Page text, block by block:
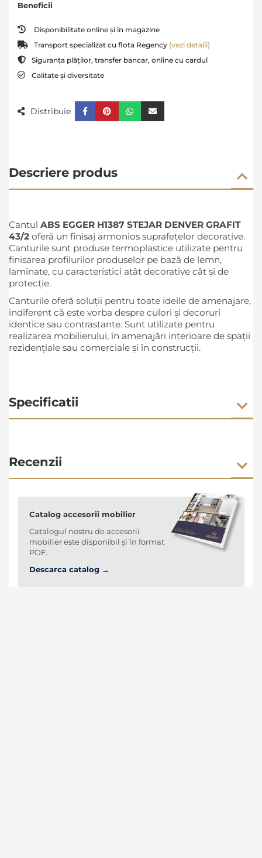
Beneficii
Disponibilitate online și în magazine
Transport specializat cu flota Regency (vezi detalii)
Siguranța plăților, transfer bancar, online cu cardul
Calitate și diversitate
Distribuie
Descriere produs
Cantul ABS EGGER H1387 STEJAR DENVER GRAFIT
43/2 oferă un finisaj armonios suprafețelor decorative.
Canturile sunt produse termoplastice utilizate pentru
finisarea profilurilor produselor pe bază de lemn,
laminate, cu caracteristici atât decorative cât şi de
protecţie.
Canturile oferă soluții pentru toate ideile de amenajare,
indiferent că este vorba despre culori și decoruri
identice sau contrastante. Sunt utilizate pentru
realizarea mobilierului, în amenajări interioare de spații
rezidențiale sau comerciale și în construcții.
Specificatii
Recenzii
Catalog accesorii mobilier
Catalogul nostru de accesorii
mobilier este disponibil și în format
PDF.
Descarca catalog →